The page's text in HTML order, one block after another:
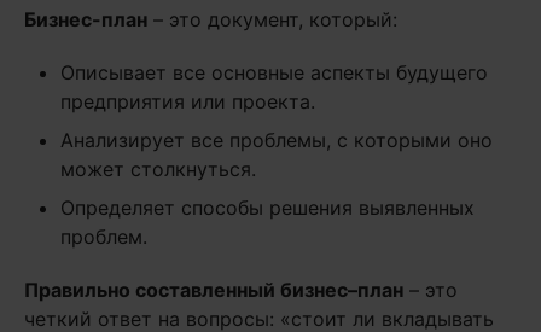
Бизнес-план – это документ, который:
Описывает все основные аспекты будущего
предприятия или проекта.
Анализирует все проблемы, с которыми оно
может столкнуться.
Определяет способы решения выявленных
проблем.
Правильно составленный бизнес–план – это
четкий ответ на вопросы: «стоит ли вкладывать